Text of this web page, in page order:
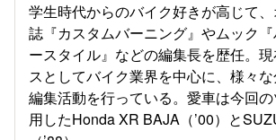
学生時代からのバイク好きが高じて
誌『カスタムバーニング』やムック
ースタイル』などの編集長を歴任。
スとしてバイク業界を中心に、様々な
編集活動を行っている。愛車は今回
用したHonda XR BAJA（’00）と